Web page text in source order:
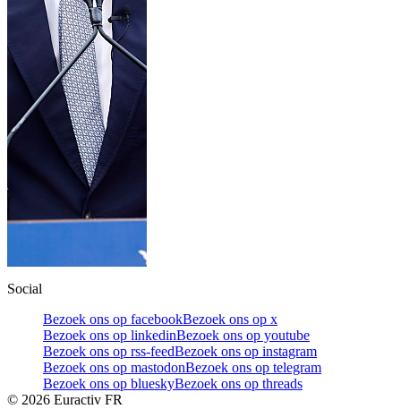
Social
Bezoek ons op facebookBezoek ons op x
Bezoek ons op linkedinBezoek ons op youtube
Bezoek ons op rss-feedBezoek ons op instagram
Bezoek ons op mastodonBezoek ons op telegram
Bezoek ons op blueskyBezoek ons op threads
© 2026 Euractiv FR